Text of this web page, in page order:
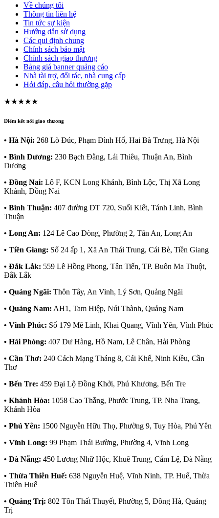
Về chúng tôi
Thông tin liên hệ
Tin tức sự kiện
Hướng dẫn sử dụng
Các qui định chung
Chính sách bảo mật
Chính sách giao thương
Bảng giá banner quảng cáo
Nhà tài trợ, đối tác, nhà cung cấp
Hỏi đáp, câu hỏi thường gặp
★★★★★
Điểm kết nối giao thương
• Hà Nội: 268 Lò Đúc, Phạm Đình Hổ, Hai Bà Trưng, Hà Nội
• Bình Dương: 230 Bạch Đằng, Lái Thiêu, Thuận An, Bình
Dương
• Đồng Nai: Lô F, KCN Long Khánh, Bình Lộc, Thị Xã Long
Khánh, Đồng Nai
• Bình Thuận: 407 đường DT 720, Suối Kiết, Tánh Linh, Bình
Thuận
• Long An: 124 Lê Cao Dòng, Phường 2, Tân An, Long An
• Tiền Giang: Số 24 ấp 1, Xã An Thái Trung, Cái Bè, Tiền Giang
• Đắk Lắk: 559 Lê Hồng Phong, Tân Tiến, TP. Buôn Ma Thuột,
Đắk Lắk
• Quảng Ngãi: Thôn Tây, An Vinh, Lý Sơn, Quảng Ngãi
• Quảng Nam: AH1, Tam Hiệp, Núi Thành, Quảng Nam
• Vĩnh Phúc: Số 179 Mê Linh, Khai Quang, Vĩnh Yên, Vĩnh Phúc
• Hải Phòng: 407 Dư Hàng, Hồ Nam, Lê Chân, Hải Phòng
• Cần Thơ: 240 Cách Mạng Tháng 8, Cái Khế, Ninh Kiều, Cần
Thơ
• Bến Tre: 459 Đại Lộ Đồng Khởi, Phú Khương, Bến Tre
• Khánh Hòa: 1058 Cao Thắng, Phước Trung, TP. Nha Trang,
Khánh Hòa
• Phú Yên: 1500 Nguyễn Hữu Thọ, Phường 9, Tuy Hòa, Phú Yên
• Vĩnh Long: 99 Phạm Thái Bường, Phường 4, Vĩnh Long
• Đà Nẵng: 450 Lương Nhữ Hộc, Khuê Trung, Cẩm Lệ, Đà Nẵng
• Thừa Thiên Huế: 638 Nguyễn Huệ, Vĩnh Ninh, TP. Huế, Thừa
Thiên Huế
• Quảng Trị: 802 Tôn Thất Thuyết, Phường 5, Đông Hà, Quảng
Trị